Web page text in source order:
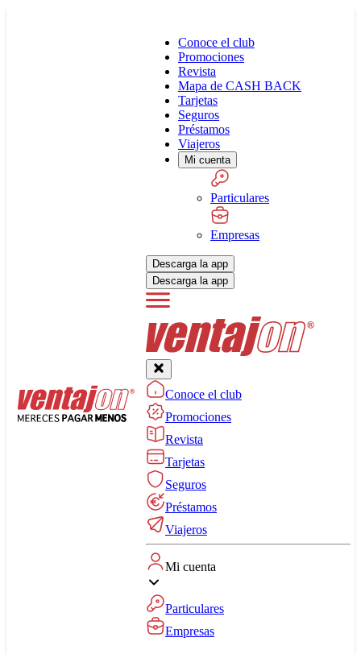
Conoce el club
Promociones
Revista
Mapa de CASH BACK
Tarjetas
Seguros
Préstamos
Viajeros
Mi cuenta
Particulares
Empresas
Descarga la app
Descarga la app
Conoce el club
Promociones
Revista
Tarjetas
Seguros
Préstamos
Viajeros
Mi cuenta
Particulares
Empresas